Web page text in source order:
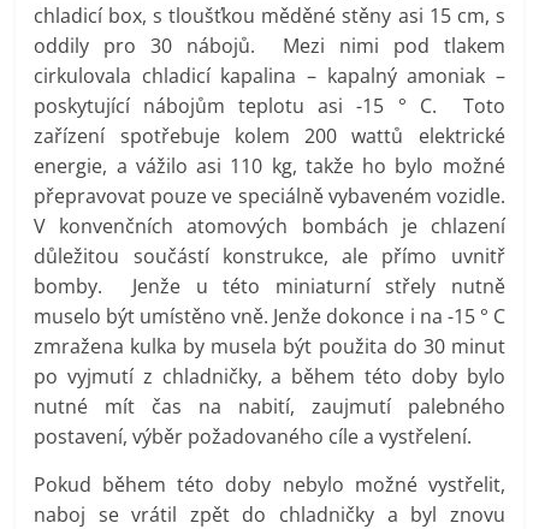
chladicí box, s tloušťkou měděné stěny asi 15 cm, s
oddily pro 30 nábojů. Mezi nimi pod tlakem
cirkulovala chladicí kapalina – kapalný amoniak –
poskytující nábojům teplotu asi -15 ° C. Toto
zařízení spotřebuje kolem 200 wattů elektrické
energie, a vážilo asi 110 kg, takže ho bylo možné
přepravovat pouze ve speciálně vybaveném vozidle.
V konvenčních atomových bombách je chlazení
důležitou součástí konstrukce, ale přímo uvnitř
bomby. Jenže u této miniaturní střely nutně
muselo být umístěno vně. Jenže dokonce i na -15 ° C
zmražena kulka by musela být použita do 30 minut
po vyjmutí z chladničky, a během této doby bylo
nutné mít čas na nabití, zaujmutí palebného
postavení, výběr požadovaného cíle a vystřelení.
Pokud během této doby nebylo možné vystřelit,
naboj se vrátil zpět do chladničky a byl znovu